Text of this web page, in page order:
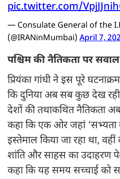
pic.twitter.com/
— Consulate General of the
(@IRANinMumbai) April 7,
पश्चिम की नैतिकता पर सवाल
प्रियंका गांधी ने इस पूरे
कि दुनिया अब सब कुछ देख रही
देशों की तथाकथित नैतिकता
कहा कि एक ओर जहां ‘सभ्यता
इस्तेमाल किया जा रहा था,
शांति और साहस का उदाहरण
कहा कि यह समय सच्चाई को